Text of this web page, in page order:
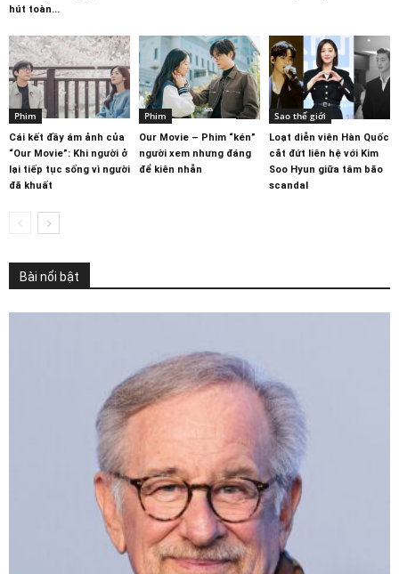
hút toàn...
Phim
Cái kết đầy ám ảnh của
“Our Movie”: Khi người ở
lại tiếp tục sống vì người
đã khuất
Phim
Our Movie – Phim “kén”
người xem nhưng đáng
để kiên nhẫn
Sao thế giới
Loạt diễn viên Hàn Quốc
cắt đứt liên hệ với Kim
Soo Hyun giữa tâm bão
scandal
Bài nổi bật